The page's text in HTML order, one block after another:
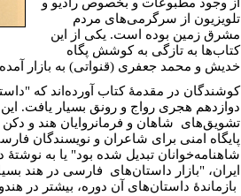
تلویزیون از سرگرمی‌های مردم
مشرق زمین بوده است. یکی از این
کتاب‌ها به تازگی به کوشش پگاه
خدیش و محمد جعفری (قنواتی) به بازار
کوشندگان در مقدمۀ کتاب آورده‌اند که
دوازدهم هجری رواج و رونق بسیار یافت.
تشویق‌های شاهان و فرمانروایان هند و دکن
پایگاه امنی برای شاعران و نویسندگان
شاهنامه‌خوانان تبدیل شده بود" یا به نوشتۀ
ایران، "بازار داستان‌های فارسی در هند
بازماندۀ داستان‌های آن دوره، بیشتر در